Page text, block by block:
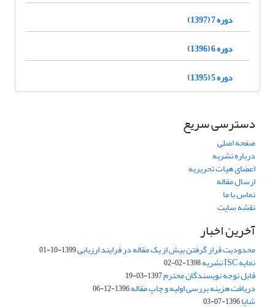
دوره 7 (1397)
دوره 6 (1396)
دوره 5 (1395)
دسترسی سریع
صفحه اصلی
درباره نشریه
اعضای هیات تحریریه
ارسال مقاله
تماس با ما
نقشه سایت
آخرین اخبار
محدودیت قرار گرفتن بیش از یک مقاله در فرایند ارزیابی1399-10-01
نمایه ISC نشریه 1398-02-02
قابل توجه نویسندگان محترم1397-03-19
دریافت هزینه بررسی اولیه و چاپ مقاله1396-12-06
شاپا1396-07-03